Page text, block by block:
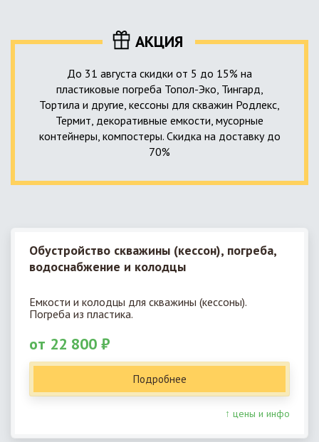
до выгребной ямы, септика или станции ГБО.
АКЦИЯ
До 31 августа скидки от 5 до 15% на
пластиковые погреба Топол-Эко, Тингард,
Тортила и другие, кессоны для скважин Родлекс,
Термит, декоративные емкости, мусорные
контейнеры, компостеры. Скидка на доставку до
70%
Обустройство скважины (кессон), погреба,
водоснабжение и колодцы
Емкости и колодцы для скважины (кессоны).
Погреба из пластика.
от 22 800 ₽
Подробнее
↑ цены и инфо